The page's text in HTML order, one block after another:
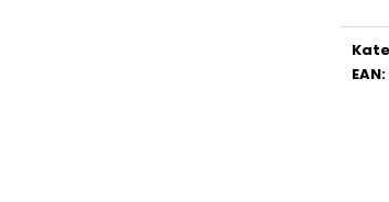
EAN: